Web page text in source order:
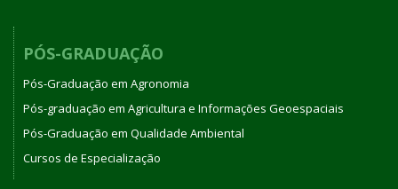
PÓS-GRADUAÇÃO
Pós-Graduação em Agronomia
Pós-graduação em Agricultura e Informações Geoespaciais
Pós-Graduação em Qualidade Ambiental
Cursos de Especialização